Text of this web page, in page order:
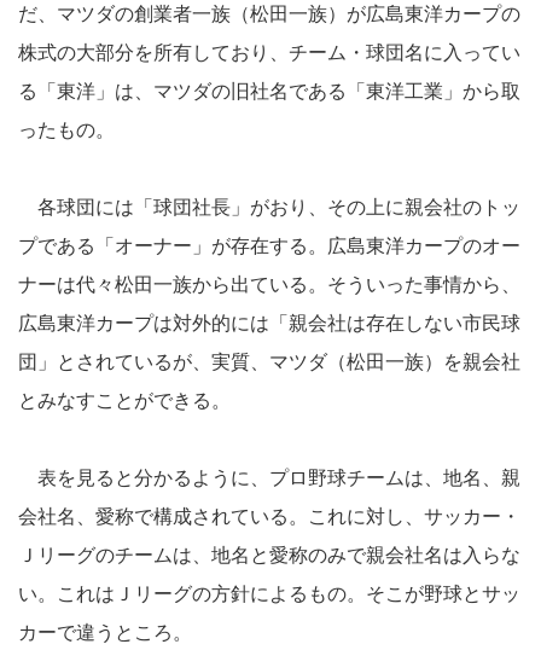
だ、マツダの創業者一族（松田一族）が広島東洋カープの
株式の大部分を所有しており、チーム・球団名に入ってい
る「東洋」は、マツダの旧社名である「東洋工業」から取
ったもの。
各球団には「球団社長」がおり、その上に親会社のトッ
プである「オーナー」が存在する。広島東洋カープのオー
ナーは代々松田一族から出ている。そういった事情から、
広島東洋カープは対外的には「親会社は存在しない市民球
団」とされているが、実質、マツダ（松田一族）を親会社
とみなすことができる。
表を見ると分かるように、プロ野球チームは、地名、親
会社名、愛称で構成されている。これに対し、サッカー・
Ｊリーグのチームは、地名と愛称のみで親会社名は入らな
い。これはＪリーグの方針によるもの。そこが野球とサッ
カーで違うところ。